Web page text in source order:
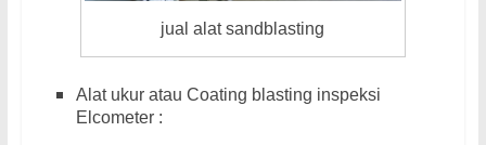
jual alat sandblasting
Alat ukur atau Coating blasting inspeksi
Elcometer :